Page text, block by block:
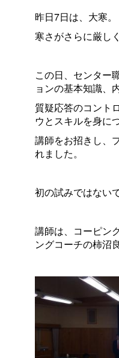
昨日7日は、大寒。
寒さがさらに厳し
この日、センター
ョンの基本知識、
質疑応答のコント
ウとスキルを身に
講師をお招きし、
れました。
初の試みではない
講師は、コーピン
ングコーチの柿沼